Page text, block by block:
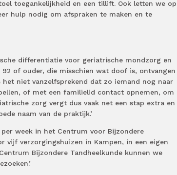
toegankelĳkheid en een tillift. Ook letten we op
hulp nodig om afspraken te maken en te
differentiatie voor geriatrische mondzorg en
of ouder, die misschien wat doof is, ontvangen
niet vanzelfsprekend dat zo iemand nog naar
of met een familielid contact opnemen, om
zorg vergt dus vaak net een stap extra en
naam van de praktijk.’
week in het Centrum voor Bijzondere
vijf verzorgingshuizen in Kampen, in een eigen
Bijzondere Tandheelkunde kunnen we